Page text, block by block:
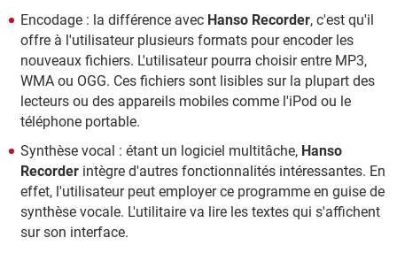
Encodage : la différence avec Hanso Recorder, c'est qu'il
offre à l'utilisateur plusieurs formats pour encoder les
nouveaux fichiers. L'utilisateur pourra choisir entre MP3,
WMA ou OGG. Ces fichiers sont lisibles sur la plupart des
lecteurs ou des appareils mobiles comme l'iPod ou le
téléphone portable.
Synthèse vocal : étant un logiciel multitâche, Hanso
Recorder intègre d'autres fonctionnalités intéressantes. En
effet, l'utilisateur peut employer ce programme en guise de
synthèse vocale. L'utilitaire va lire les textes qui s'affichent
sur son interface.